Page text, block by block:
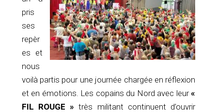
pris
ses
repèr
es et
nous
voilà partis pour une journée chargée en réflexion
et en émotions. Les copains du Nord avec leur«
FIL ROUGE » très militant continuent d’ouvrir